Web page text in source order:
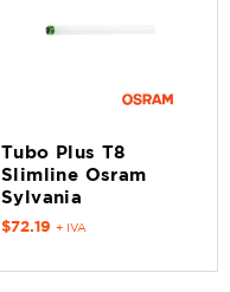
Tubo Plus T8
Slimline Osram
Sylvania
$72.19 + IVA